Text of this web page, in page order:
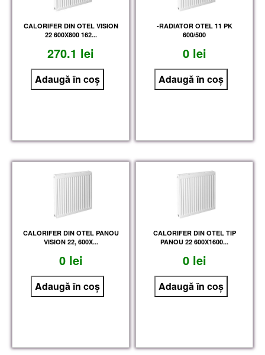
CALORIFER DIN OTEL VISION
22 600X800 162...
270.1 lei
-RADIATOR OTEL 11 PK
600/500
0 lei
CALORIFER DIN OTEL PANOU
VISION 22, 600X...
0 lei
CALORIFER DIN OTEL TIP
PANOU 22 600X1600...
0 lei